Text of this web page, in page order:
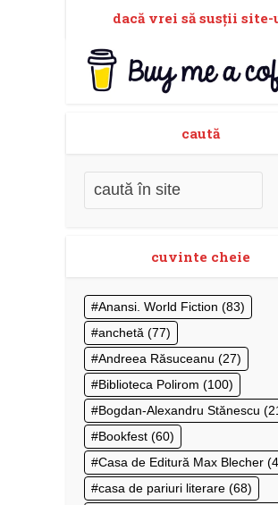
dacă vrei să susţii site-
caută
cuvinte cheie
Anansi. World Fiction (83)
anchetă (77)
Andreea Răsuceanu (27)
Biblioteca Polirom (100)
Bogdan-Alexandru Stănescu
Bookfest (60)
Casa de Editură Max Blecher
casa de pariuri literare (68)